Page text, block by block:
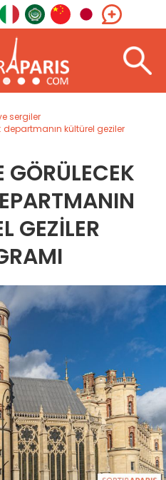
sergiler
kültürel geziler
GÖRÜLECEK
GEZILER